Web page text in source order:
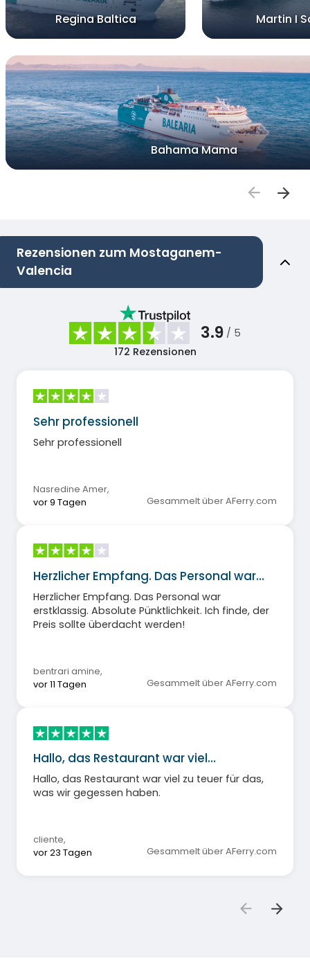
Regina Baltica Martin I
Bahama Mama
Rezensionen zum Mostaganem-
Valencia
3.9 / 5
172 Rezensionen
Sehr professionell
Sehr professionell
Nasredine Amer,
vor 9 Tagen
Gesammelt über AFerry.com
Herzlicher Empfang. Das Personal war…
Herzlicher Empfang. Das Personal war
erstklassig. Absolute Pünktlichkeit. Ich finde, der
Preis sollte überdacht werden!
bentrari amine,
vor 11 Tagen
Gesammelt über AFerry.com
Hallo, das Restaurant war viel…
Hallo, das Restaurant war viel zu teuer für das,
was wir gegessen haben.
cliente,
vor 23 Tagen
Gesammelt über AFerry.com